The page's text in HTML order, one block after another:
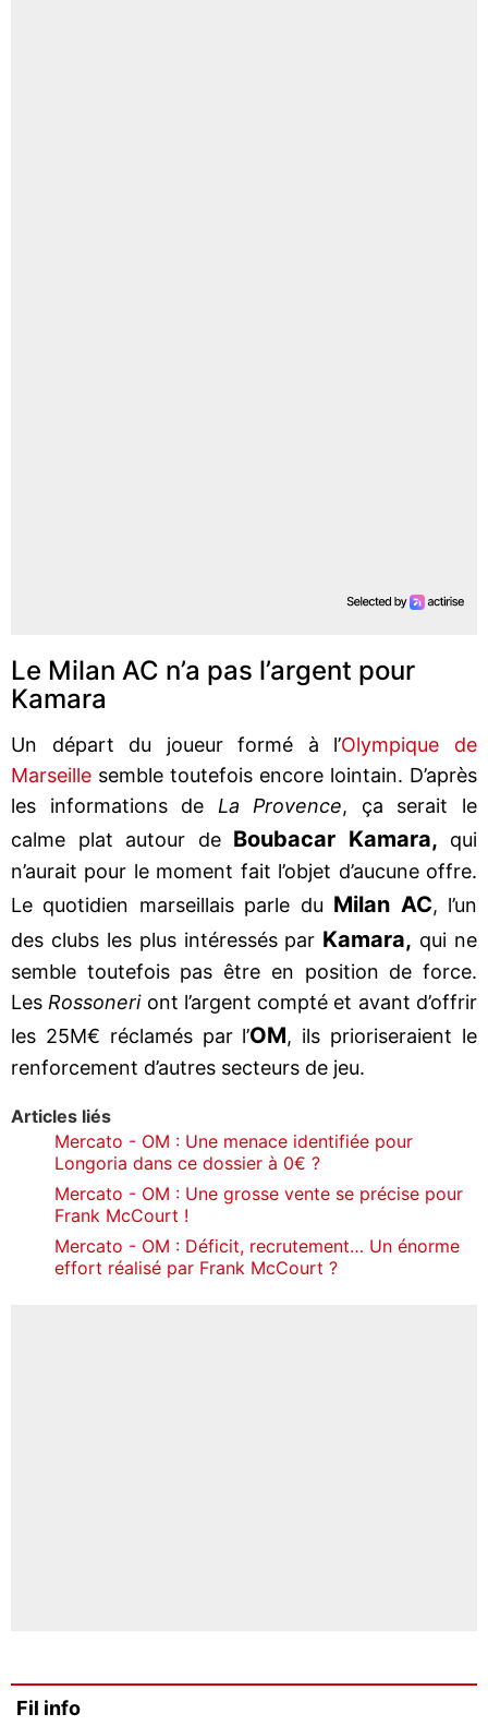
Le Milan AC n’a pas l’argent pour
Kamara
Un départ du joueur formé à l’Olympique de
Marseille semble toutefois encore lointain. D’après
les informations de La Provence, ça serait le
calme plat autour de Boubacar Kamara, qui
n’aurait pour le moment fait l’objet d’aucune offre.
Le quotidien marseillais parle du Milan AC, l’un
des clubs les plus intéressés par Kamara, qui ne
semble toutefois pas être en position de force.
Les Rossoneriont l’argent compté et avant d’offrir
les 25M€ réclamés par l’OM, ils prioriseraient le
renforcement d’autres secteurs de jeu.
Articles liés
Mercato - OM : Une menace identifiée pour
Longoria dans ce dossier à 0€ ?
Mercato - OM : Une grosse vente se précise pour
Frank McCourt !
Mercato - OM : Déficit, recrutement… Un énorme
effort réalisé par Frank McCourt ?
Fil info